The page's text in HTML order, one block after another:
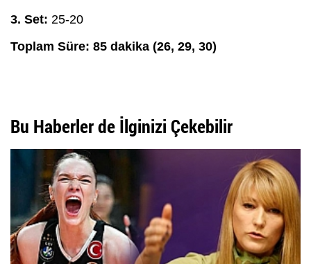
3. Set: 25-20
Toplam Süre: 85 dakika (26, 29, 30)
Bu Haberler de İlginizi Çekebilir